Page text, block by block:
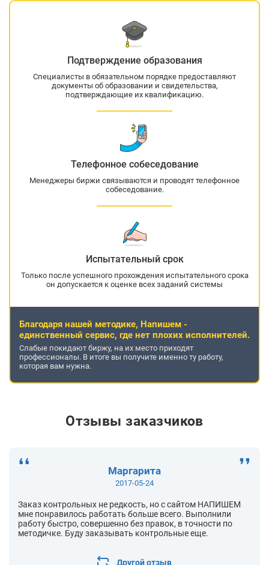
Подтверждение образования
Специалисты в обязательном порядке предоставляют
документы об образовании и свидетельства,
подтверждающие их квалификацию.
Телефонное собеседование
Менеджеры биржи связываются и проводят телефонное
собеседование.
Испытательный срок
Только после успешного прохождения испытательного срока
он допускается к оценке всех заданий системы
Благодаря нашей методике, Напишем -
единственный сервис, где нет плохих исполнителей.
Слабые покидают биржу, на их место приходят
профессионалы. В итоге вы получите именно ту работу,
которая вам нужна.
Отзывы заказчиков
Маргарита
2017-05-24
Заказ контрольных не редкость, но с сайтом НАПИШЕМ
мне понравилось работать больше всего. Выполнили
работу быстро, совершенно без правок, в точности по
методичке. Буду заказывать контрольные еще.
Другой отзыв